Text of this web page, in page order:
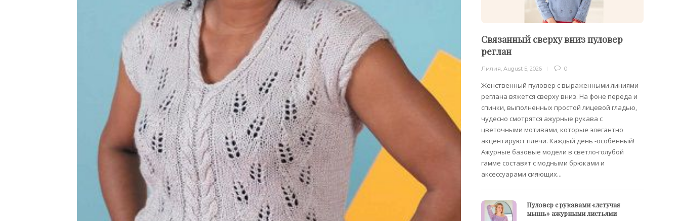
Связанный сверху вниз пуловер
реглан
Лилия ,August 5, 2026 0
Женственный пуловер с выраженными линиями
реглана вяжется сверху вниз. На фоне переда и
спинки, выполненных простой лицевой гладью,
чудесно смотрятся ажурные рукава с
цветочными мотивами, которые элегантно
акцентируют плечи. Каждый день -особенный!
Ажурные базовые модели в светло-голубой
гамме составят с модными брюками и
аксессуарами сияющих...
Пуловер с рукавами «летучая
мышь» ажурными листьями